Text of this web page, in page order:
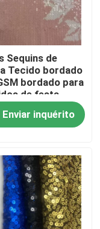
Sequins de
Tecido bordado
bordado para
de festa
Enviar inquérito